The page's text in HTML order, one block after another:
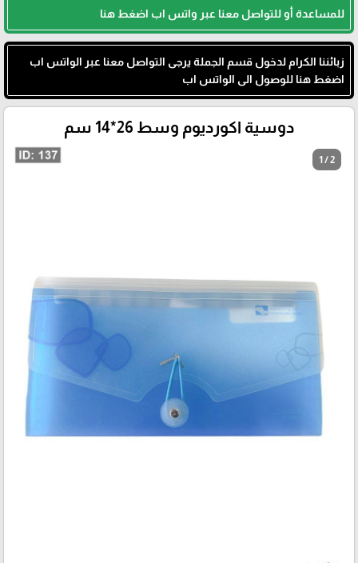
للمساعدة أو للتواصل معنا عبر واتس اب اضغط هنا
زبائننا الكرام لدخول قسم الجملة يرجى التواصل معنا عبر الواتس اب
اضغط هنا للوصول الى الواتس اب
دوسية اكورديوم وسط 26*14 سم
1 / 2